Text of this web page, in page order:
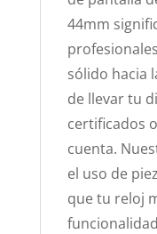
44mm
sólido hacia
de llevar tu
certificados
cuenta.
el uso de
que tu reloj